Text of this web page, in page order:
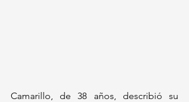
Camarillo, de 38 años, describió su